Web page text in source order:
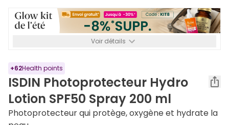
Voir détails
+62Health points
ISDIN Photoprotecteur Hydro
Lotion SPF50 Spray 200 ml
Photoprotecteur qui protège, oxygène et hydrate la